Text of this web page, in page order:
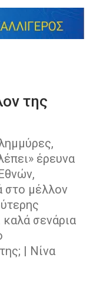
της
έρευνα
στο μέλλον
σενάρια
| Νίνα